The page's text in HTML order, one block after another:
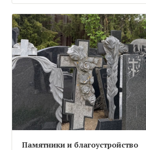
Памятники и благоустройство